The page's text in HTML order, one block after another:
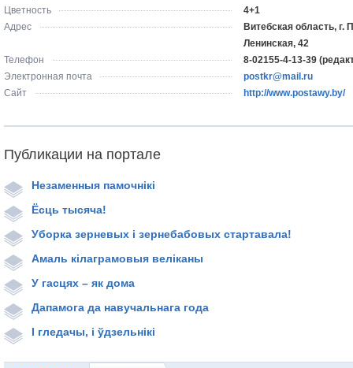
Цветность
4+1
Адрес
Витебская область, г.
Ленинская, 42
Телефон
8-02155-4-13-39
Электронная почта
postkr@mail.ru
Сайт
http://www.postawy.by/
Публикации на портале
Незаменныя памочнікі
Ёсць тысяча!
Уборка зерневых і зернебабовых стартавала!
Амаль кілаграмовыя веліканы
У гасцях – як дома
Дапамога да навучальнага года
І гледачы, і ўдзельнікі